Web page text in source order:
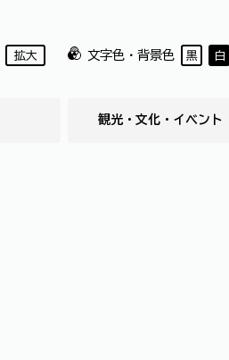
拡大 文字色・背景色 黒 白
観光・文化・イベント